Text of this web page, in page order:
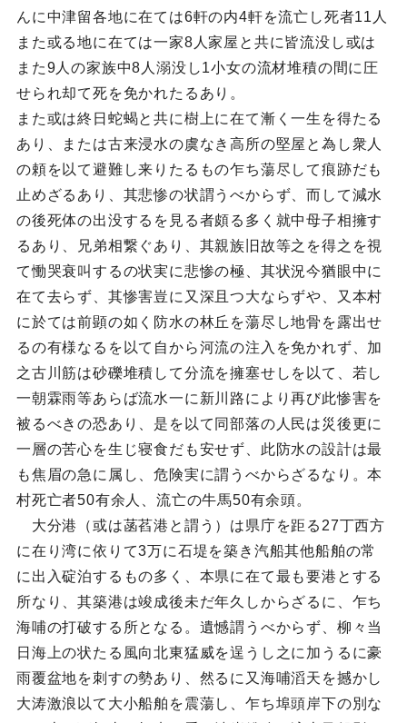
んに中津留各地に在ては6軒の内4軒を流亡し死者11人
また或る地に在ては一家8人家屋と共に皆流没し或は
また9人の家族中8人溺没し1小女の流材堆積の間に圧
せられ却て死を免かれたるあり。
また或は終日蛇蝎と共に樹上に在て漸く一生を得たる
あり、または古来浸水の虞なき高所の堅屋と為し衆人
の頼を以て避難し来りたるもの乍ち蕩尽して痕跡だも
止めざるあり、其悲惨の状謂うべからず、而して減水
の後死体の出没するを見る者頗る多く就中母子相擁す
るあり、兄弟相繋ぐあり、其親族旧故等之を得之を視
て慟哭衰叫するの状実に悲惨の極、其状況今猶眼中に
在て去らず、其惨害豈に又深且つ大ならずや、又本村
に於ては前顕の如く防水の林丘を蕩尽し地骨を露出せ
るの有様なるを以て自から河流の注入を免かれず、加
之古川筋は砂礫堆積して分流を擁塞せしを以て、若し
一朝霖雨等あらば流水一に新川路により再び此惨害を
被るべきの恐あり、是を以て同部落の人民は災後更に
一層の苦心を生じ寝食だも安せず、此防水の設計は最
も焦眉の急に属し、危険実に謂うべからざるなり。本
村死亡者50有余人、流亡の牛馬50有余頭。
大分港（或は菡萏港と謂う）は県庁を距る27丁西方
に在り湾に依りて3万に石堤を築き汽船其他船舶の常
に出入碇泊するもの多く、本県に在て最も要港とする
所なり、其築港は竣成後未だ年久しからざるに、乍ち
海哺の打破する所となる。遺憾謂うべからず、柳々当
日海上の状たる風向北東猛威を逞うし之に加うるに豪
雨覆盆地を刺すの勢あり、然るに又海哺滔天を撼かし
大涛激浪以て大小船舶を震蕩し、乍ち埠頭岸下の別な